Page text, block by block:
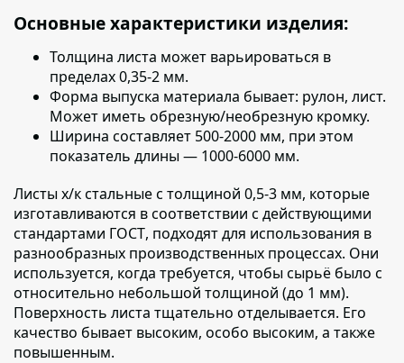
Основные характеристики изделия:
Толщина листа может варьироваться в
пределах 0,35-2 мм.
Форма выпуска материала бывает: рулон, лист.
Может иметь обрезную/необрезную кромку.
Ширина составляет 500-2000 мм, при этом
показатель длины — 1000-6000 мм.
Листы х/к стальные с толщиной 0,5-3 мм, которые
изготавливаются в соответствии с действующими
стандартами ГОСТ, подходят для использования в
разнообразных производственных процессах. Они
используется, когда требуется, чтобы сырьё было с
относительно небольшой толщиной (до 1 мм).
Поверхность листа тщательно отделывается. Его
качество бывает высоким, особо высоким, а также
повышенным.